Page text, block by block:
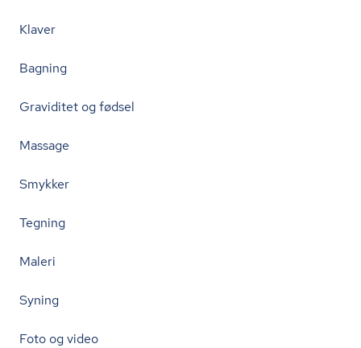
Klaver
Bagning
Graviditet og fødsel
Massage
Smykker
Tegning
Maleri
Syning
Foto og video